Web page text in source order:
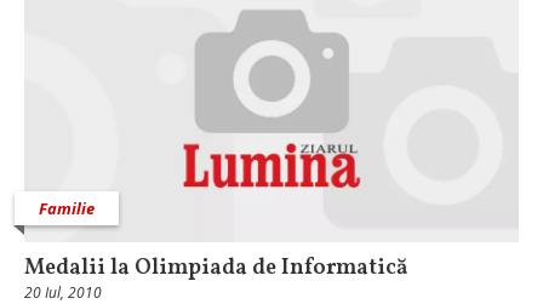
Familie
Medalii la Olimpiada de Informatică
20 Iul, 2010